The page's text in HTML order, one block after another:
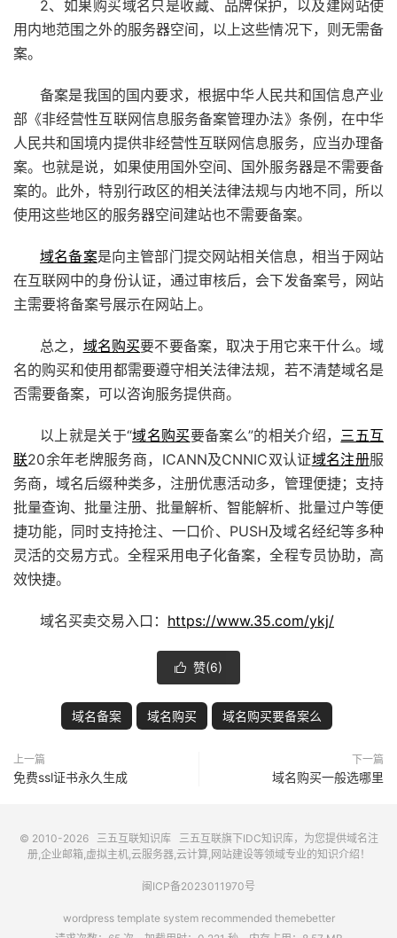
2、如果购买域名只是收藏、品牌保护，以及建网站使
用内地范围之外的服务器空间，以上这些情况下，则无需备
案。
备案是我国的国内要求，根据中华人民共和国信息产业
部《非经营性互联网信息服务备案管理办法》条例，在中华
人民共和国境内提供非经营性互联网信息服务，应当办理备
案。也就是说，如果使用国外空间、国外服务器是不需要备
案的。此外，特别行政区的相关法律法规与内地不同，所以
使用这些地区的服务器空间建站也不需要备案。
域名备案是向主管部门提交网站相关信息，相当于网站
在互联网中的身份认证，通过审核后，会下发备案号，网站
主需要将备案号展示在网站上。
总之， 域名购买要不要备案，取决于用它来干什么。域
名的购买和使用都需要遵守相关法律法规，若不清楚域名是
否需要备案，可以咨询服务提供商。
以上就是关于“域名购买要备案么”的相关介绍， 三五互
联20余年老牌服务商，ICANN及CNNIC双认证域名注册服
务商，域名后缀种类多，注册优惠活动多，管理便捷；支持
批量查询、批量注册、批量解析、智能解析、批量过户等便
捷功能，同时支持抢注、 一口价、PUSH及域名经纪等多种
灵活的交易方式。全程采用电子化备案，全程专员协助，高
效快捷。
域名买卖交易入口： https://www.35.com/ykj/
 赞(6)
域名备案 域名购买 域名购买要备案么
上一篇
免费ssl证书永久生成
下一篇
域名购买一般选哪里
© 2010-2026 三五互联知识库 三五互联旗下IDC知识库，为您提供域名注
册,企业邮箱,虚拟主机,云服务器,云计算,网站建设等领域专业的知识介绍！
闽ICP备2023011970号
wordpress template system recommended themebetter